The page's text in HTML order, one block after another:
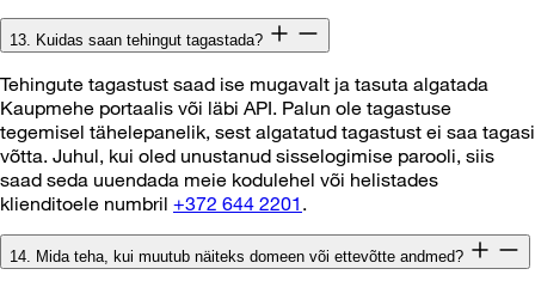
13. Kuidas saan tehingut tagastada?
Tehingute tagastust saad ise mugavalt ja tasuta algatada
Kaupmehe portaalis või läbi API. Palun ole tagastuse
tegemisel tähelepanelik, sest algatatud tagastust ei saa tagasi
võtta. Juhul, kui oled unustanud sisselogimise parooli, siis
saad seda uuendada meie kodulehel või helistades
klienditoele numbril +372 644 2201 .
14. Mida teha, kui muutub näiteks domeen või ettevõtte andmed?